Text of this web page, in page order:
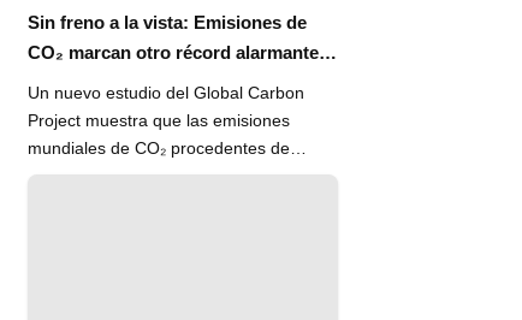
Sin freno a la vista: Emisiones de
CO₂ marcan otro récord alarmante
en 2024
Un nuevo estudio del Global Carbon
Project muestra que las emisiones
mundiales de CO₂ procedentes de
combustibles fósiles han alcanzado un